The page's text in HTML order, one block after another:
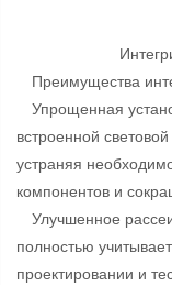
Преимущества
Упрощенная
встроенной
устраняя
компонентов и
Улучшенное
полностью
проектировании и